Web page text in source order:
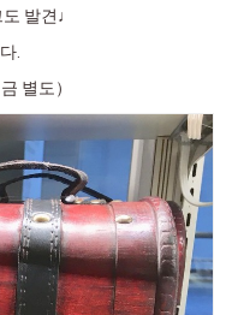
발견♩
.
별도）